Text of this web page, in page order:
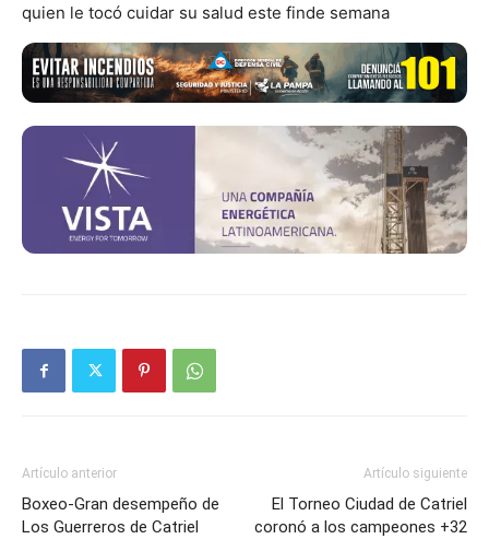
quien le tocó cuidar su salud este finde semana
Artículo anterior
Boxeo-Gran desempeño de
Los Guerreros de Catriel
Artículo siguiente
El Torneo Ciudad de Catriel
coronó a los campeones +32